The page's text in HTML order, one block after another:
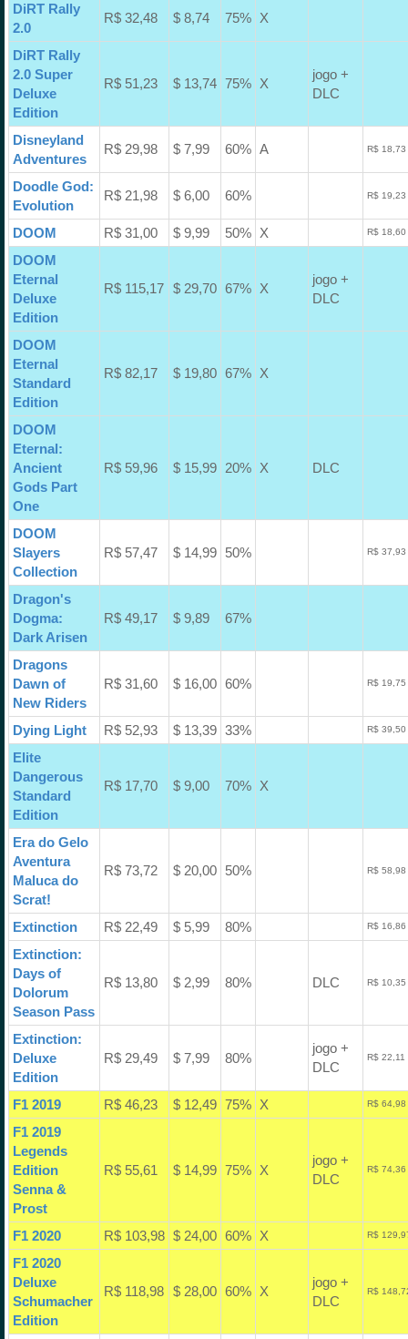
DiRT Rally
2.0
R$ 32,48 $ 8,74 75% X
DiRT Rally
2.0 Super
Deluxe
Edition
R$ 51,23 $ 13,74 75% X
jogo +
DLC
Disneyland
Adventures
R$ 29,98 $ 7,99 60% A R$
Doodle God:
Evolution
R$ 21,98 $ 6,00 60% R$
DOOM R$ 31,00 $ 9,99 50% X R$
DOOM
Eternal
Deluxe
Edition
R$ 115,17 $ 29,70 67% X
jogo +
DLC
DOOM
Eternal
Standard
Edition
R$ 82,17 $ 19,80 67% X
DOOM
Eternal:
Ancient
Gods Part
One
R$ 59,96 $ 15,99 20% X DLC
DOOM
Slayers
Collection
R$ 57,47 $ 14,99 50% R$
Dragon's
Dogma:
Dark Arisen
R$ 49,17 $ 9,89 67%
Dragons
Dawn of
New Riders
R$ 31,60 $ 16,00 60% R$
Dying Light R$ 52,93 $ 13,39 33% R$
Elite
Dangerous
Standard
Edition
R$ 17,70 $ 9,00 70% X
Era do Gelo
Aventura
Maluca do
Scrat!
R$ 73,72 $ 20,00 50% R$
Extinction R$ 22,49 $ 5,99 80% R$
Extinction:
Days of
Dolorum
Season Pass
R$ 13,80 $ 2,99 80% DLC R$
Extinction:
Deluxe
Edition
R$ 29,49 $ 7,99 80%
jogo +
DLC
R$ 22,11
F1 2019 R$ 46,23 $ 12,49 75% X R$
F1 2019
Legends
Edition
Senna &
Prost
R$ 55,61 $ 14,99 75% X
jogo +
DLC
R$
F1 2020 R$ 103,98 $ 24,00 60% X R$
F1 2020
Deluxe
Schumacher
Edition
R$ 118,98 $ 28,00 60% X
jogo +
DLC
R$